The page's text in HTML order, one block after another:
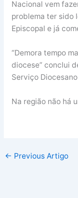
Nacional vem
problema ter sido
Episcopal e já
“Demora tempo
diocese” conclui
Serviço
Na região não há
← Previous Artigo